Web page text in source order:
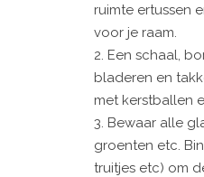
ruimte ertussen
voor je raam.
2. Een schaal,
bladeren en
met kerstballen
3. Bewaar alle
groenten etc.
truitjes etc) om